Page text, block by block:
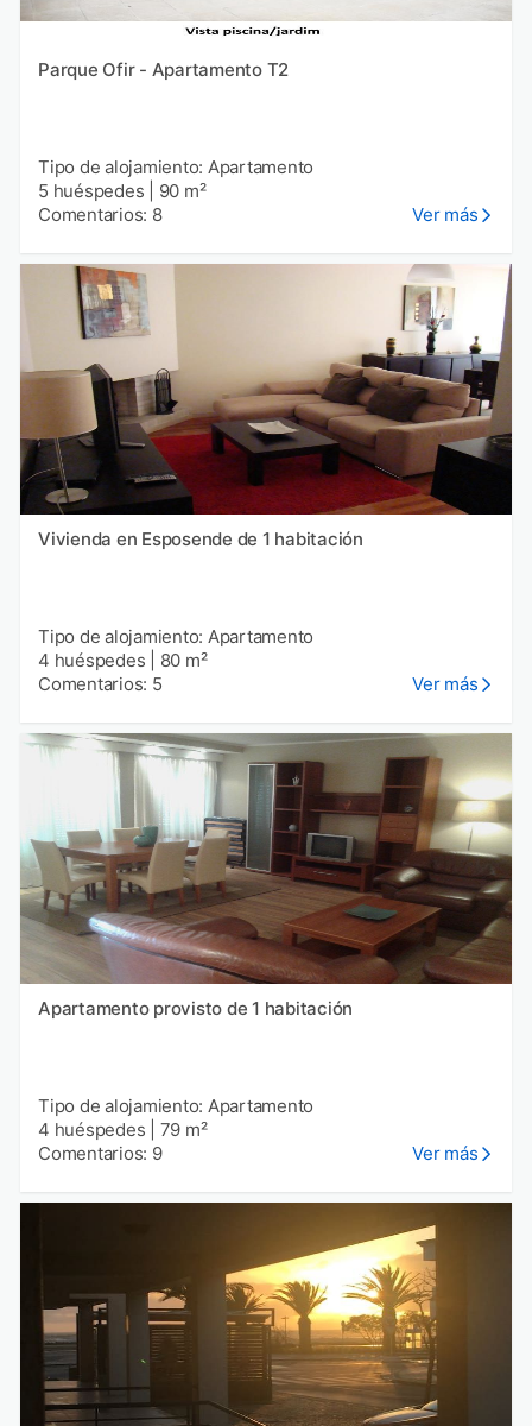
Parque Ofir - Apartamento T2
Tipo de alojamiento: Apartamento
5 huéspedes
90 m²
Comentarios: 8
Ver más
Vivienda en Esposende de 1 habitación
Tipo de alojamiento: Apartamento
4 huéspedes
80 m²
Comentarios: 5
Ver más
Apartamento provisto de 1 habitación
Tipo de alojamiento: Apartamento
4 huéspedes
79 m²
Comentarios: 9
Ver más